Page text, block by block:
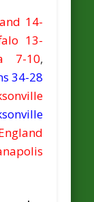
14-
13-
7-10,
34-28